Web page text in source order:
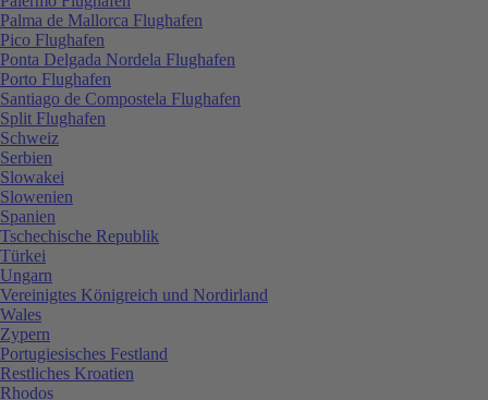
Palma de Mallorca Flughafen
Pico Flughafen
Ponta Delgada Nordela Flughafen
Porto Flughafen
Santiago de Compostela Flughafen
Split Flughafen
Schweiz
Serbien
Slowakei
Slowenien
Spanien
Tschechische Republik
Türkei
Ungarn
Vereinigtes Königreich und Nordirland
Wales
Zypern
Portugiesisches Festland
Restliches Kroatien
Rhodos